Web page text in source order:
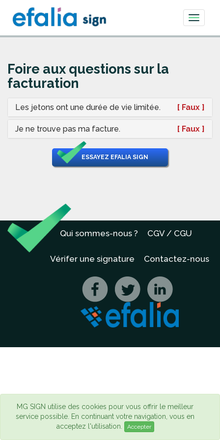
Toggle
Foire aux questions sur la
facturation
[ Faux ]
Les jetons ont une durée de vie limitée.
[ Faux ]
Je ne trouve pas ma facture.
ESSAYEZ EFALIA SIGN
Qui sommes-nous ? CGV / CGU
Vérifer une signature Contactez-nous
MG SIGN utilise des cookies pour vous offrir le meilleur
service possible. En continuant votre navigation, vous en
acceptez l'utilisation.
Accepter